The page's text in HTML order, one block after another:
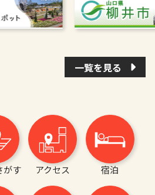
一覧を見る
がす アクセス 宿泊